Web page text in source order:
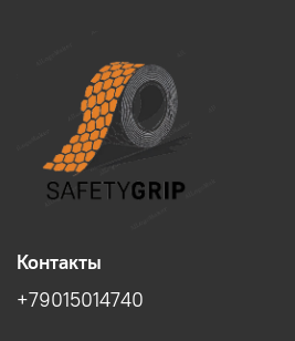
Контакты
+79015014740